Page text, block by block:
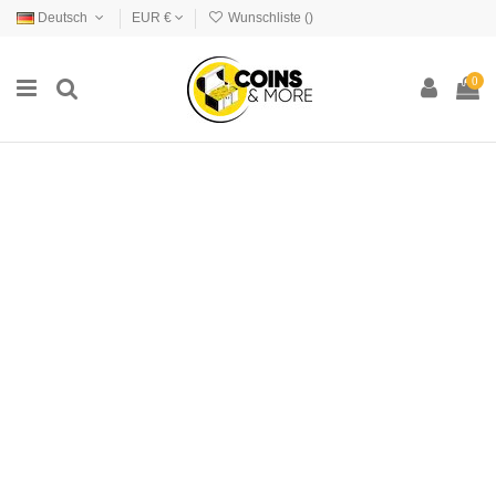
Deutsch EUR € Wunschliste ()
0